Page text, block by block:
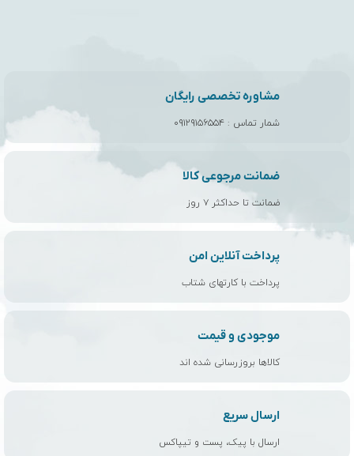
مشاوره تخصصی رایگان
شمار تماس : ۰۹۱۲۹۱۵۶۵۵۴
ضمانت مرجوعی کالا
ضمانت تا حداکثر ۷ روز
پرداخت آنلاین امن
پرداخت با کارتهای شتاب
موجودی و قیمت
کالاها بروزرسانی شده اند
ارسال سریع
ارسال با پیک، پست و تیپاکس